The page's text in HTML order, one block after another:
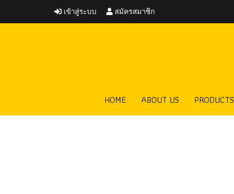
เข้าสู่ระบบ สมัครสมาชิก
HOME ABOUT US PRODUCTS